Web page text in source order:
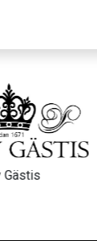
Sibbhultsverken